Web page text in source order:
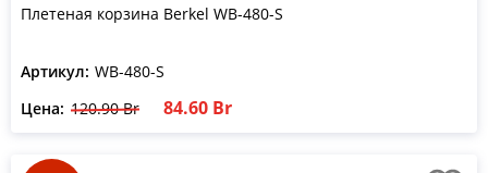
Плетеная корзина Berkel WB-480-S
Артикул: WB-480-S
Цена: 120.90 Br 84.60 Br